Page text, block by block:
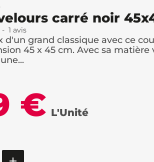
carré noir
- 1 avis
d'un grand classique avec ce
45 x 45 cm. Avec sa matière
€ L'Unité